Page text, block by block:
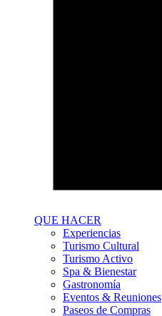
QUE HACER
Experiencias
Turismo Cultural
Turismo Activo
Spa & Bienestar
Gastronomía
Eventos & Reuniones
Paseos de Compras